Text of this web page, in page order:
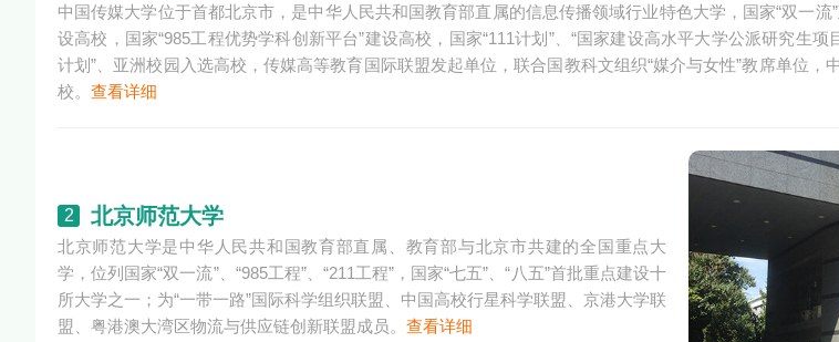
中国传媒大学位于首都北京市，是中华人民共和国教育部直属的信息传播领域行业特色大学，国家“双一流
设高校，国家“985工程优势学科创新平台”建设高校，国家“111计划”、“国家建设高水平大学公派研究生项
计划”、亚洲校园入选高校，传媒高等教育国际联盟发起单位，联合国教科文组织“媒介与女性”教席单位，
校。 查看详细
2 北京师范大学
北京师范大学是中华人民共和国教育部直属、教育部与北京市共建的全国重点大
学，位列国家“双一流”、“985工程”、“211工程”，国家“七五”、“八五”首批重点建设十
所大学之一；为“一带一路”国际科学组织联盟、中国高校行星科学联盟、京港大学联
盟、粤港澳大湾区物流与供应链创新联盟成员。 查看详细